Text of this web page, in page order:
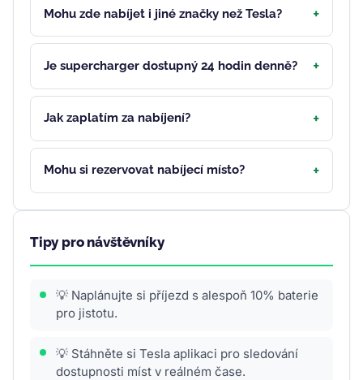
Mohu zde nabíjet i jiné značky než Tesla?
Je supercharger dostupný 24 hodin denně?
Jak zaplatím za nabíjení?
Mohu si rezervovat nabíjecí místo?
Tipy pro návštěvníky
💡 Naplánujte si příjezd s alespoň 10% baterie
pro jistotu.
💡 Stáhněte si Tesla aplikaci pro sledování
dostupnosti míst v reálném čase.